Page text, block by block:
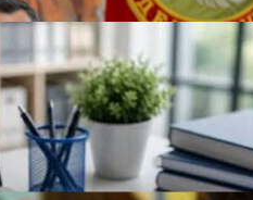
КАГАН» КӨРКӨМ
07.08.2026
ПРЕЗИДЕНТ САДЫР
МАМЛЕКЕТТЕРДИН
МЕНЕН ЖОЛУГУШТУ
07.08.2026